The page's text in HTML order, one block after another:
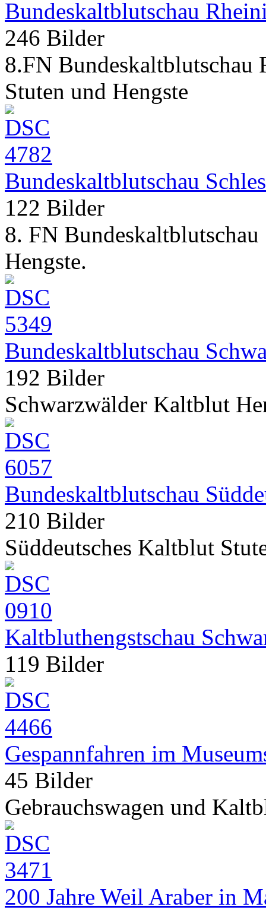
Bundeskaltblutschau
246 Bilder
8.FN Bundeskaltblutschau
Stuten und Hengste
Bundeskaltblutschau
122 Bilder
8. FN
Hengste.
Bundeskaltblutschau
192 Bilder
Schwarzwälder Kaltblut
Bundeskaltblutschau
210 Bilder
Süddeutsches Kaltblut
Kaltbluthengstschau
119 Bilder
Gespannfahren im
45 Bilder
Gebrauchswagen und
200 Jahre Weil Araber in